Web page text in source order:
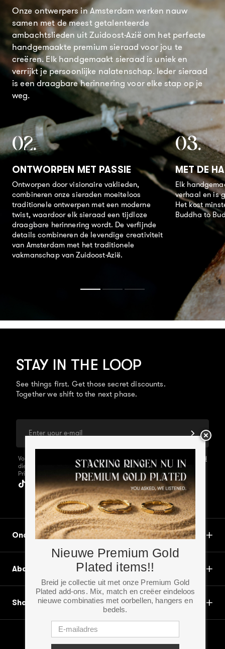
Onze ontwerpers in Amsterdam werken nauw
samen met de meest getalenteerde
ambachtslieden uit Zuidoost-Azië om het perfecte
handgemaakte premium sieraad voor jou te
creëren.Elk handgemaakt sieraad is uniek en
verrijkt je persoonlijke nalatenschap. Ieder sieraad
is een draagbare herinnering voor elke stap op je
weg.
ONTWORPEN MET PASSIE
Ontworpen door visionaire vaklieden,
combineren onze sieraden moeiteloos
traditionele ontwerpen met een moderne
twist, waardoor elk sieraad een tijdloze
draagbare herinnering wordt. De verfijnde
details combineren de levendige creativiteit
van Amsterdam met het traditionele
vakmanschap van Zuidoost-Azië.
MET DE
Elk
verhaal en is
Het kost
Buddha to
STAY IN THE LOOP
See things first. Get those secret discounts.
Together we shift to the next phase.
E-mail adres
Voor meer informatie over de persoonlijke gegevens
die door ons worden verwerkt, kun je ons
Privacybeleid raadplegen.
Privacy Beleid
Ondersteuning
About
Shop
Nieuwe Premium Gold
Plated items!!
Breid je collectie uit met onze Premium Gold
Plated add-ons. Mix, match en creëer eindeloos
nieuwe combinaties met oorbellen, hangers en
bedels.